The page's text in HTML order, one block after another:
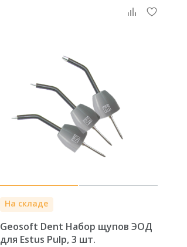
На складе
Geosoft Dent Набор щупов ЭОД
для Estus Pulp, 3 шт.